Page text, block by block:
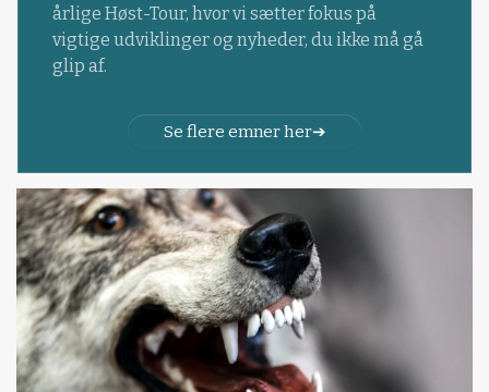
årlige Høst-Tour, hvor vi sætter fokus på
vigtige udviklinger og nyheder, du ikke må gå
glip af.
Se flere emner her